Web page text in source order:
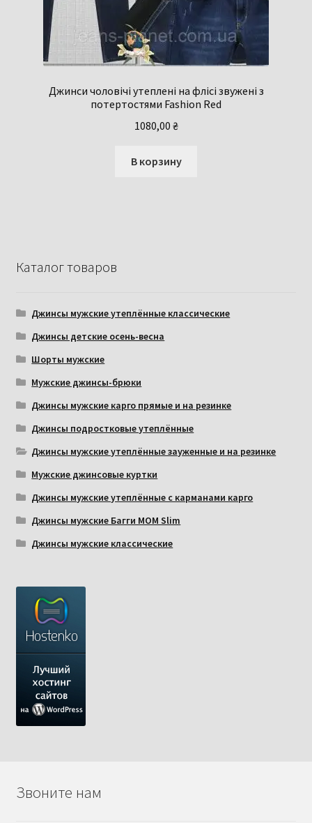
Джинси чоловічі утеплені на флісі звужені з
потертостями Fashion Red
1080,00 ₴
В корзину
Каталог товаров
Джинсы мужские утеплённые классические
Джинсы детские осень-весна
Шорты мужские
Мужские джинсы-брюки
Джинсы мужские карго прямые и на резинке
Джинсы подростковые утеплённые
Джинсы мужские утеплённые зауженные и на резинке
Мужские джинсовые куртки
Джинсы мужские утеплённые с карманами карго
Джинсы мужские Багги МОМ Slim
Джинсы мужские классические
Звоните нам